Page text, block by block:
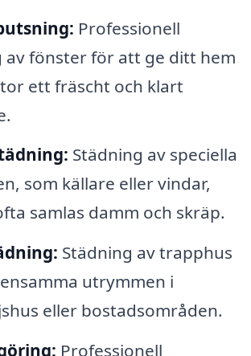
Professionell
av fönster för att ge ditt hem
ett fräscht och klart
Städning av speciella
som källare eller vindar,
samlas damm och skräp.
Städning av trapphus
utrymmen i
eller bostadsområden.
Professionell